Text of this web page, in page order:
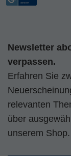
Newsletter
verpassen.
Erfahren Sie
relevanten
über
unserem Shop.